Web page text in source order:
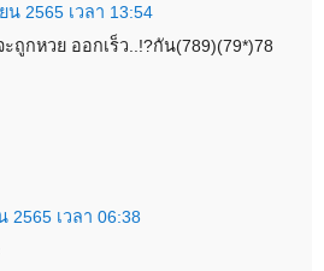
น 2565 เวลา 13:54
ถูกหวย ออกเร็ว..!?กัน(789)(79*)78
2565 เวลา 06:38